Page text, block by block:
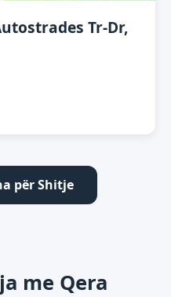
Tr-Dr,
për Shitje
me Qera